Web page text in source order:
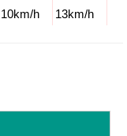
10km/h
13km/h